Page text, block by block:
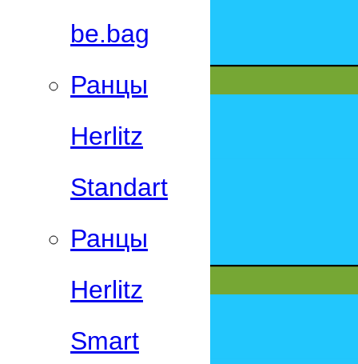
be.bag
Ранцы
Herlitz
Standart
Ранцы
Herlitz
Smart